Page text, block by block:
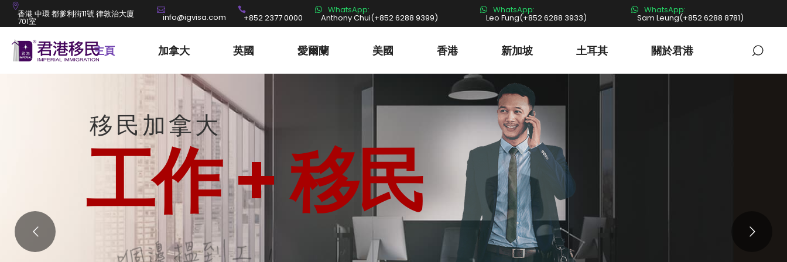
香港 中環 都爹利街11號 律敦治大廈
701室 info@igvisa.com +852 2377 0000
WhatsApp:
Anthony Chui(+852 6288 9399)
WhatsApp:
Leo Fung(+852 6288 3933)
WhatsApp:
Sam Leung(+852 6288 8781)
主頁 加拿大 英國 愛爾蘭 美國 香港 新加坡 土耳其 關於君港
移民加拿大
工作 + 移民